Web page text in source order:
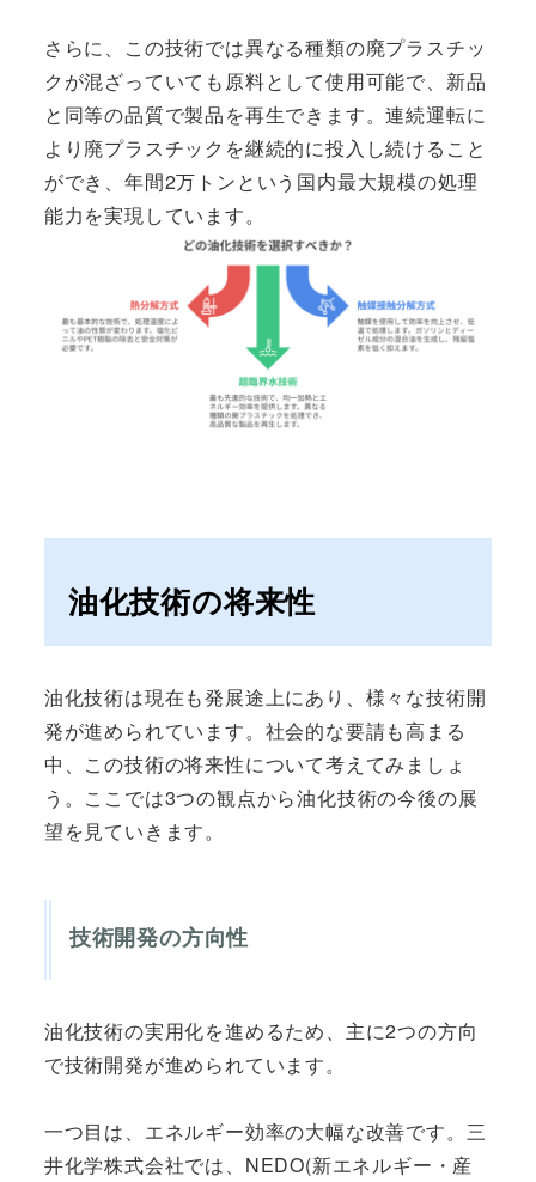
さらに、この技術では異なる種類の廃プラスチッ
クが混ざっていても原料として使用可能で、新品
と同等の品質で製品を再生できます。連続運転に
より廃プラスチックを継続的に投入し続けること
ができ、年間2万トンという国内最大規模の処理
能力を実現しています。
油化技術の将来性
油化技術は現在も発展途上にあり、様々な技術開
発が進められています。社会的な要請も高まる
中、この技術の将来性について考えてみましょ
う。ここでは3つの観点から油化技術の今後の展
望を見ていきます。
技術開発の方向性
油化技術の実用化を進めるため、主に2つの方向
で技術開発が進められています。
一つ目は、エネルギー効率の大幅な改善です。三
井化学株式会社では、NEDO(新エネルギー・産